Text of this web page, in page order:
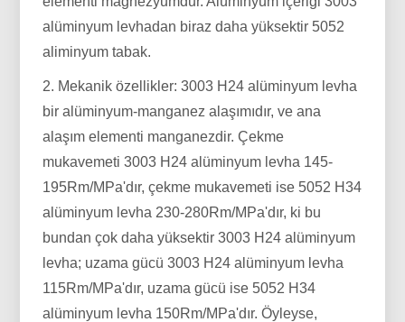
alüminyum levhadan biraz daha yüksektir 5052
aliminyum tabak.
2. Mekanik özellikler: 3003 H24 alüminyum levha
bir alüminyum-manganez alaşımıdır, ve ana
alaşım elementi manganezdir. Çekme
mukavemeti 3003 H24 alüminyum levha 145-
195Rm/MPa'dır, çekme mukavemeti ise 5052 H34
alüminyum levha 230-280Rm/MPa'dır, ki bu
bundan çok daha yüksektir 3003 H24 alüminyum
levha; uzama gücü 3003 H24 alüminyum levha
115Rm/MPa'dır, uzama gücü ise 5052 H34
alüminyum levha 150Rm/MPa'dır. Öyleyse,